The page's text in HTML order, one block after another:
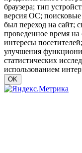
браузера; тип
версия ОС;
был переход на сайт;
проведенное время на
интересы
улучшения
статистических
использованием
OK